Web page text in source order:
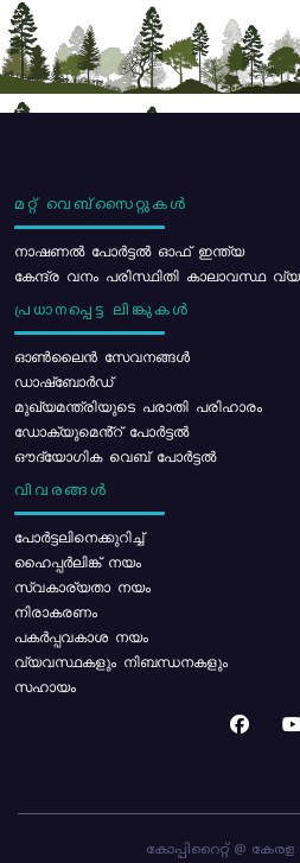
മറ്റ് വെബ്സൈറ്റുകൾ
നാഷണൽ പോർട്ടൽ ഓഫ് ഇന്ത്യ
കേന്ദ്ര വനം പരിസ്ഥിതി കാലാവസ്ഥ
പ്രധാനപ്പെട്ട ലിങ്കുകൾ
ഓൺലൈൻ സേവനങ്ങൾ
ഡാഷ്ബോർഡ്
മുഖ്യമന്ത്രിയുടെ പരാതി പരിഹാരം
ഡോക്യുമെൻ്റ് പോർട്ടൽ
ഔദ്യോഗിക വെബ് പോർട്ടൽ
വിവരങ്ങൾ
പോര്‍ട്ടലിനെക്കുറിച്ച്
ഹൈപ്പർലിങ്ക് നയം
സ്വകാര്യതാ നയം
നിരാകരണം
പകർപ്പവകാശ നയം
വ്യവസ്ഥകളും നിബന്ധനകളും
സഹായം
കോപ്പിറൈറ്റ് @